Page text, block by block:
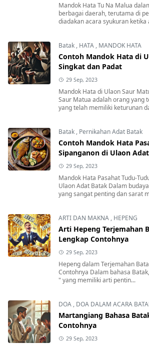
Mandok Hata Tu Na Malua
berbagai daerah, terutama di
diadakan acara syukuran ketika
Batak , HATA , MANDOK HATA
Contoh Mandok Hata di
Singkat dan Padat
29 Sep, 2023
Mandok Hata di Ulaon Saur
Saur Matua adalah orang yang
yang telah memiliki keturunan
Batak , Pernikahan Adat Batak
Contoh Mandok Hata
Sipanganon di Ulaon
29 Sep, 2023
Mandok Hata Pasahat Tudu-
Ulaon Adat Batak Dalam
yang sangat penting dan sarat
ARTI DAN MAKNA , HEPENG
Arti Hepeng Terjemahan
Lengkap Contohnya
29 Sep, 2023
Hepeng dalam Terjemahan
Contohnya Dalam bahasa
" yang memiliki arti pentin...
DOA , DOA DALAM ACARA
Martangiang Bahasa
Contohnya
29 Sep, 2023